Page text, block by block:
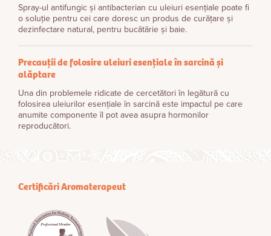
Spray-ul antifungic și antibacterian cu uleiuri esențiale poate fi
o soluție pentru cei care doresc un produs de curățare și
dezinfectare natural, pentru bucătărie și baie.
Precauții de folosire uleiuri esențiale în sarcină și
alăptare
Una din problemele ridicate de cercetători în legătură cu
folosirea uleiurilor esenţiale în sarcină este impactul pe care
anumite componente îl pot avea asupra hormonilor
reproducători.
Certificări Aromaterapeut